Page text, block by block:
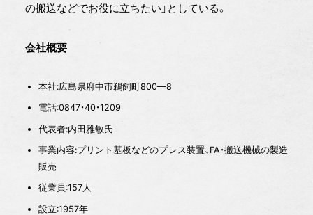
の搬送などでお役に立ちたい」としている。
会社概要
本社:広島県府中市鵜飼町800—8
電話:0847・40・1209
代表者:内田雅敏氏
事業内容:プリント基板などのプレス装置、FA・搬送機械の製造
販売
従業員:157人
設立:1957年